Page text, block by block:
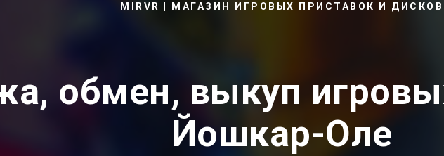
MIRVR | МАГАЗИН ИГРОВЫХ ПРИСТАВОК И ДИСКОВ
обмен, выкуп
Йошкар-Оле